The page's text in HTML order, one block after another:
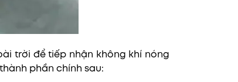
trời để tiếp nhận không khí nóng
phần chính sau: